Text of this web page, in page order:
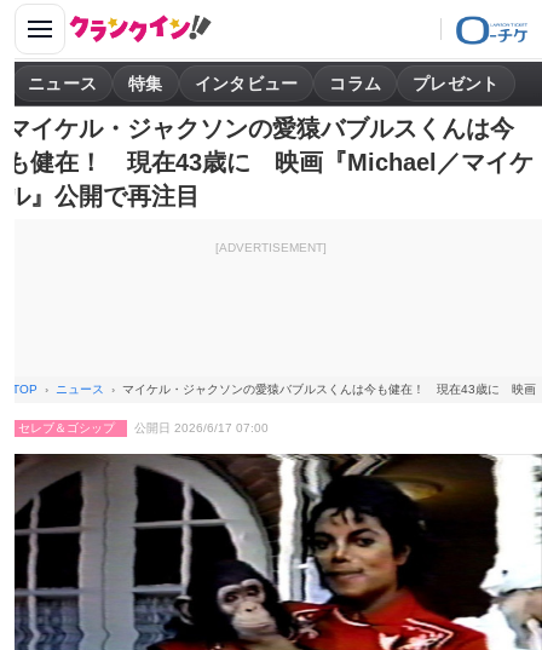
ニュース 特集 インタビュー コラム プレゼント
マイケル・ジャクソンの愛猿バブルスくんは今
も健在！ 現在43歳に 映画『Michael／マイケ
ル』公開で再注目
[ADVERTISEMENT]
TOP ニュース マイケル・ジャクソンの愛猿バブルスくんは今も健在！ 現在43歳に 映画
セレブ＆ゴシップ 公開日 2026/6/17 07:00